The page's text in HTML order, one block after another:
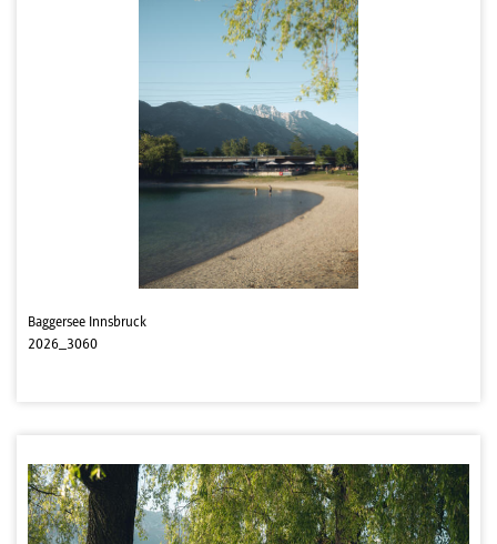
Baggersee Innsbruck
2026_3060